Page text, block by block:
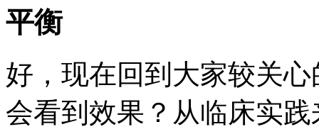
平衡
好，现在回到大家较关
会看到效果？从临床实